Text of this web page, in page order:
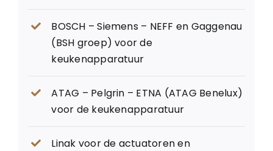
BOSCH – Siemens – NEFF en Gaggenau
(BSH groep) voor de
keukenapparatuur
ATAG – Pelgrin – ETNA (ATAG Benelux)
voor de keukenapparatuur
Linak voor de actuatoren en